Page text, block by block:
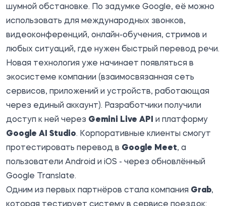
шумной обстановке. По задумке Google, её можно
использовать для международных звонков,
видеоконференций, онлайн-обучения, стримов и
любых ситуаций, где нужен быстрый перевод речи.
Новая технология уже начинает появляться в
экосистеме компании (взаимосвязанная сеть
сервисов, приложений и устройств, работающая
через единый аккаунт). Разработчики получили
доступ к ней через Gemini Live API
и платформу
Google AI Studio. Корпоративные клиенты смогут
протестировать перевод в Google Meet, а
пользователи Android и iOS - через обновлённый
Google Translate.
Одним из первых партнёров стала компания Grab,